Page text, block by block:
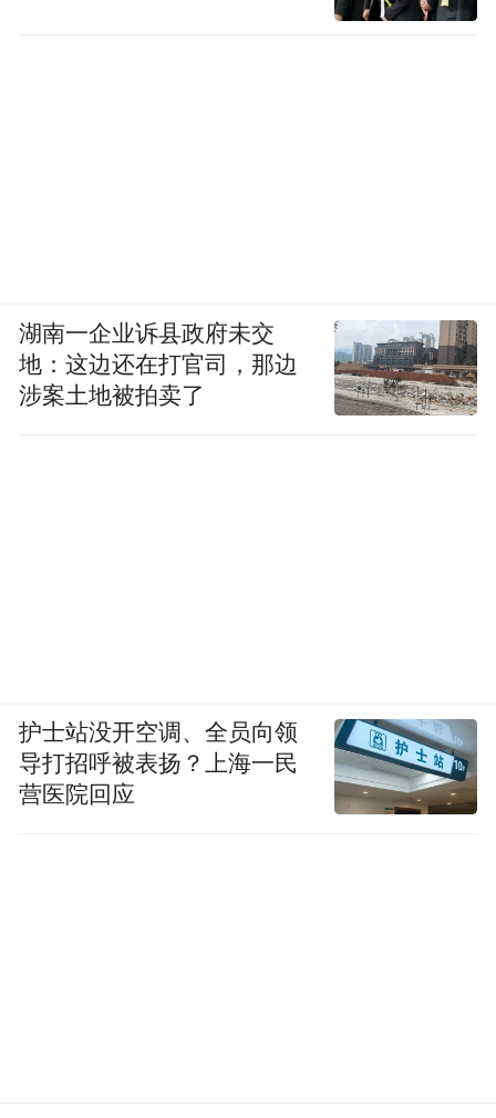
湖南一企业诉县政府未交
地：这边还在打官司，那边
涉案土地被拍卖了
护士站没开空调、全员向领
导打招呼被表扬？上海一民
营医院回应